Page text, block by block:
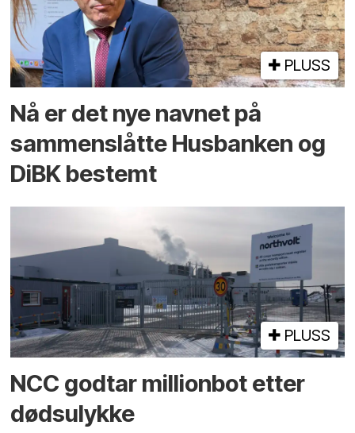
PLUSS
Nå er det nye navnet på
sammenslåtte Husbanken og
DiBK bestemt
PLUSS
NCC godtar millionbot etter
dødsulykke